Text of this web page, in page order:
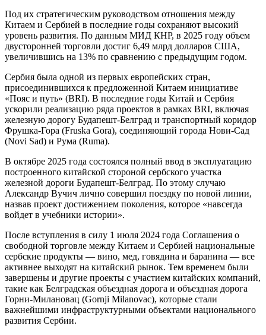
Под их стратегическим руководством отношения между
Китаем и Сербией в последние годы сохраняют высокий
уровень развития. По данным МИД КНР, в 2025 году объем
двусторонней торговли достиг 6,49 млрд долларов США,
увеличившись на 13% по сравнению с предыдущим годом.
Сербия была одной из первых европейских стран,
присоединившихся к предложенной Китаем инициативе
«Пояс и путь» (BRI). В последние годы Китай и Сербия
ускорили реализацию ряда проектов в рамках BRI, включая
железную дорогу Будапешт-Белград и транспортный коридор
Фрушка-Гора (Fruska Gora), соединяющий города Нови-Сад
(Novi Sad) и Рума (Ruma).
В октябре 2025 года состоялся полный ввод в эксплуатацию
построенного китайской стороной сербского участка
железной дороги Будапешт-Белград. По этому случаю
Александр Вучич лично совершил поездку по новой линии,
назвав проект достижением поколения, которое «навсегда
войдет в учебники истории».
После вступления в силу 1 июля 2024 года Соглашения о
свободной торговле между Китаем и Сербией национальные
сербские продукты — вино, мед, говядина и баранина — все
активнее выходят на китайский рынок. Тем временем были
завершены и другие проекты с участием китайских компаний,
такие как Белградская объездная дорога и объездная дорога
Горни-Милановац (Gornji Milanovac), которые стали
важнейшими инфраструктурными объектами национального
развития Сербии.